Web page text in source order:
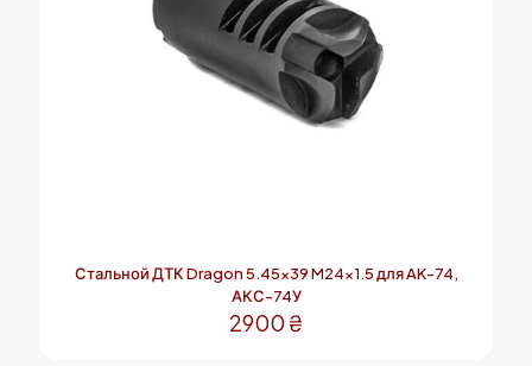
Стальной ДТК Dragon 5.45×39 M24x1.5 для AK-74,
АКС-74У
2900 ₴